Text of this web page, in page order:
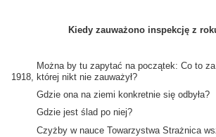
Kiedy zauważono inspekcję z
Można by tu zapytać na początek: Co to za
1918, której nikt nie zauważył?
Gdzie ona na ziemi konkretnie się odbyła?
Gdzie jest ślad po niej?
Czyżby w nauce Towarzystwa Strażnica